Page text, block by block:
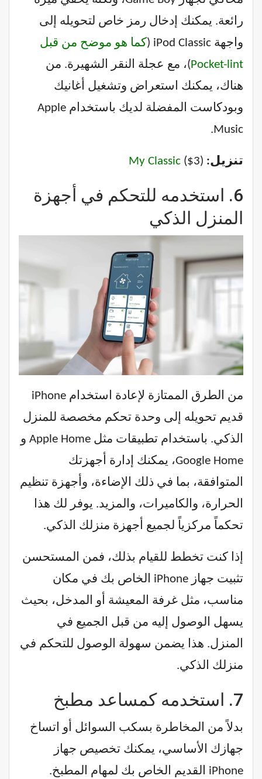
رائعة. يمكنك إدخال رمز خاص لتحويله إلى
واجهة iPod Classic (
كما هو موضح من قبل
Pocket-lint)، مع عجلة النقر الشهيرة. من
هناك، يمكنك استعراض وتشغيل أغانيك
وبودكاست المفضلة لديك باستخدام Apple
Music.
تنزيل: My Classic ($3)
6. استخدمه للتحكم في أجهزة
المنزل الذكي
من الطرق الممتازة لإعادة استخدام iPhone
قديم تحويله إلى وحدة تحكم مخصصة للمنزل
الذكي. باستخدام تطبيقات مثل Apple Home و
Google Home، يمكنك إدارة أجهزتك
المتوافقة، بما في ذلك الإضاءة، وأجهزة تنظيم
الحرارة، والكاميرات، والمزيد. يوفر لك هذا
تحكماً مركزياً لجميع أجهزة منزلك الذكي.
إذا كنت تخطط للقيام بذلك، فمن المستحسن
تثبيت جهاز iPhone الخاص بك في مكان
مناسب، مثل غرفة المعيشة أو المدخل، بحيث
يسهل الوصول إليه من قبل الجميع في
المنزل. هذا يضمن سهولة الوصول للتحكم في
منزلك الذكي.
7. استخدمه كمساعد مطبخ
بدلاً من المخاطرة بسكب السوائل أو اتساخ
جهازك الأساسي، يمكنك تخصيص جهاز
iPhone القديم الخاص بك لمهام المطبخ.